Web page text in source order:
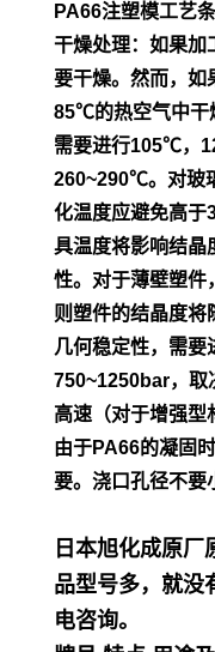
PA66注塑模工艺
干燥处理：如果加
要干燥。然而，如
85℃的热空气中干
需要进行105℃，
260~290℃。对玻
化温度应避免高
具温度将影响结晶
性。对于薄壁塑件
则塑件的结晶度将
几何稳定性，需要
750~1250bar，取
高速（对于增强型
由于PA66的凝固
要。浇口孔径不要
日本旭化成原厂
品型号多，就没
电咨询。